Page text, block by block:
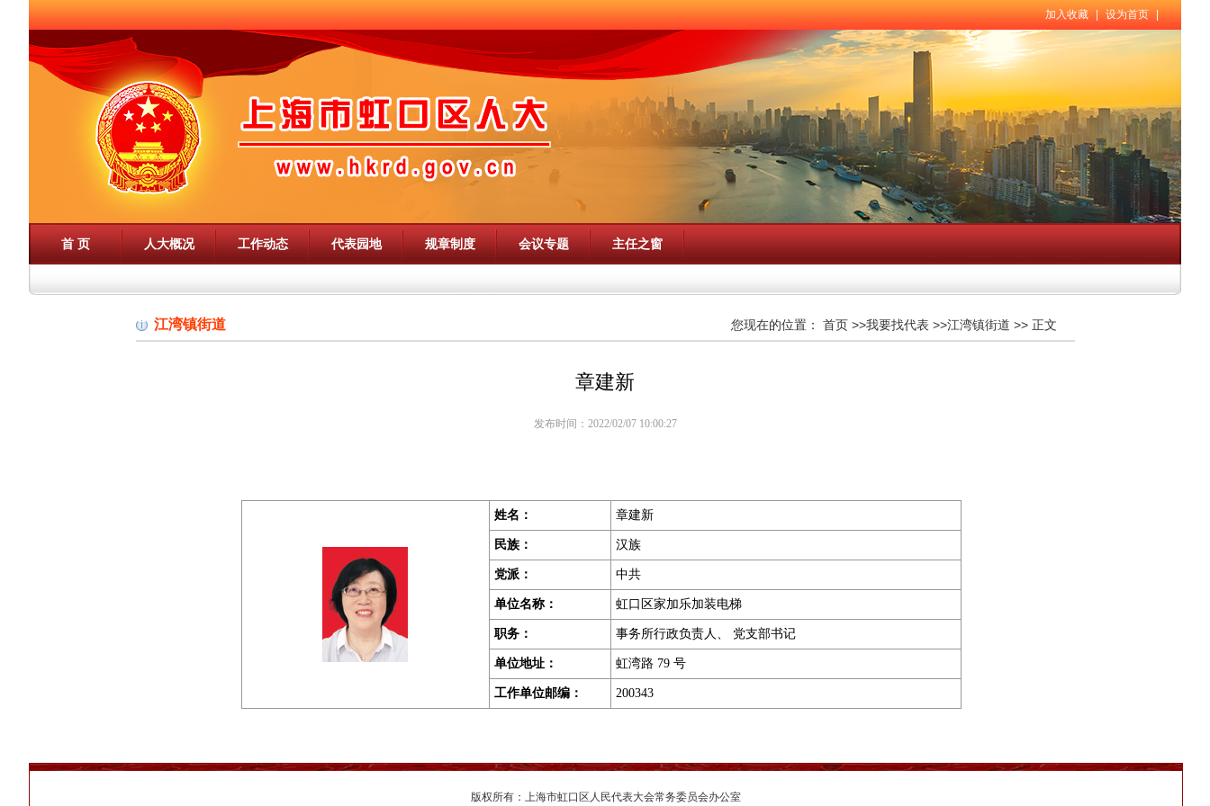
加入收藏 | 设为首页 |
首 页 人大概况 工作动态 代表园地 规章制度 会议专题 主任之窗
江湾镇街道 您现在的位置： 首页>>我要找代表 >>江湾镇街道 >> 正文
章建新
发布时间：2022/02/07 10:00:27
姓名： 章建新
民族： 汉族
党派： 中共
单位名称： 虹口区家加乐加装电梯
职务： 事务所行政负责人、 党支部书记
单位地址： 虹湾路 79 号
工作单位邮编： 200343
版权所有：上海市虹口区人民代表大会常务委员会办公室